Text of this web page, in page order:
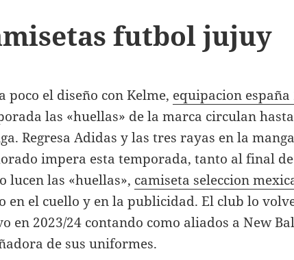
futbol jujuy
poco el diseño con Kelme, equipacion españa
las «huellas» de la marca circulan
Regresa Adidas y las tres rayas en la
impera esta temporada, tanto al final
lucen las «huellas», camiseta seleccion
en el cuello y en la publicidad. El club lo
en 2023/24 contando como aliados a New
de sus uniformes.